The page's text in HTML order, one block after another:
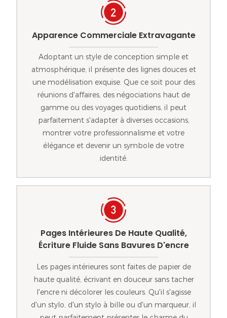
Apparence Commerciale Extravagante
Adoptant un style de conception simple et
atmosphérique, il présente des lignes douces et
une modélisation exquise. Que ce soit pour des
réunions d'affaires, des négociations haut de
gamme ou des voyages quotidiens, il peut
parfaitement s'adapter à diverses occasions,
montrer votre professionnalisme et votre
élégance et devenir un symbole de votre
identité.
Pages Intérieures De Haute Qualité,
Écriture Fluide Sans Bavures D'encre
Les pages intérieures sont faites de papier de
haute qualité, écrivant en douceur sans tacher
l'encre ni décolorer les couleurs. Qu'il s'agisse
d'un stylo, d'un stylo à bille ou d'un marqueur, il